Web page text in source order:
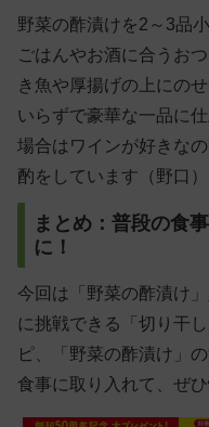
野菜の酢漬けを2～3品
ごはんやお酒に合うお
き魚や厚揚げの上にの
いらずで豪華な一品に
場合はワインが好きな
酌をしています（野口）
まとめ：普段の食
に！
今回は「野菜の酢漬け
に挑戦できる「切り干
ピ、「野菜の酢漬け」
食事に取り入れて、ぜ